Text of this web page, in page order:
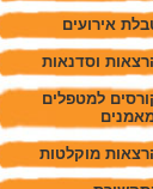
אירועים
וסדנאות
למטפלים
מוקלטות